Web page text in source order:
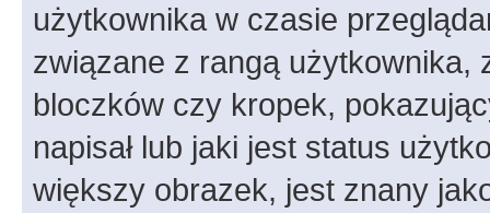
użytkownika w czasie
związane z rangą użytkownika,
bloczków czy kropek,
napisał lub jaki jest status
większy obrazek, jest znany